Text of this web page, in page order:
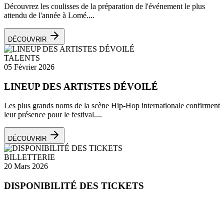
Découvrez les coulisses de la préparation de l'événement le plus
attendu de l'année à Lomé....
DÉCOUVRIR
TALENTS
05 Février 2026
LINEUP DES ARTISTES DÉVOILÉ
Les plus grands noms de la scène Hip-Hop internationale confirment
leur présence pour le festival....
DÉCOUVRIR
BILLETTERIE
20 Mars 2026
DISPONIBILITÉ DES TICKETS